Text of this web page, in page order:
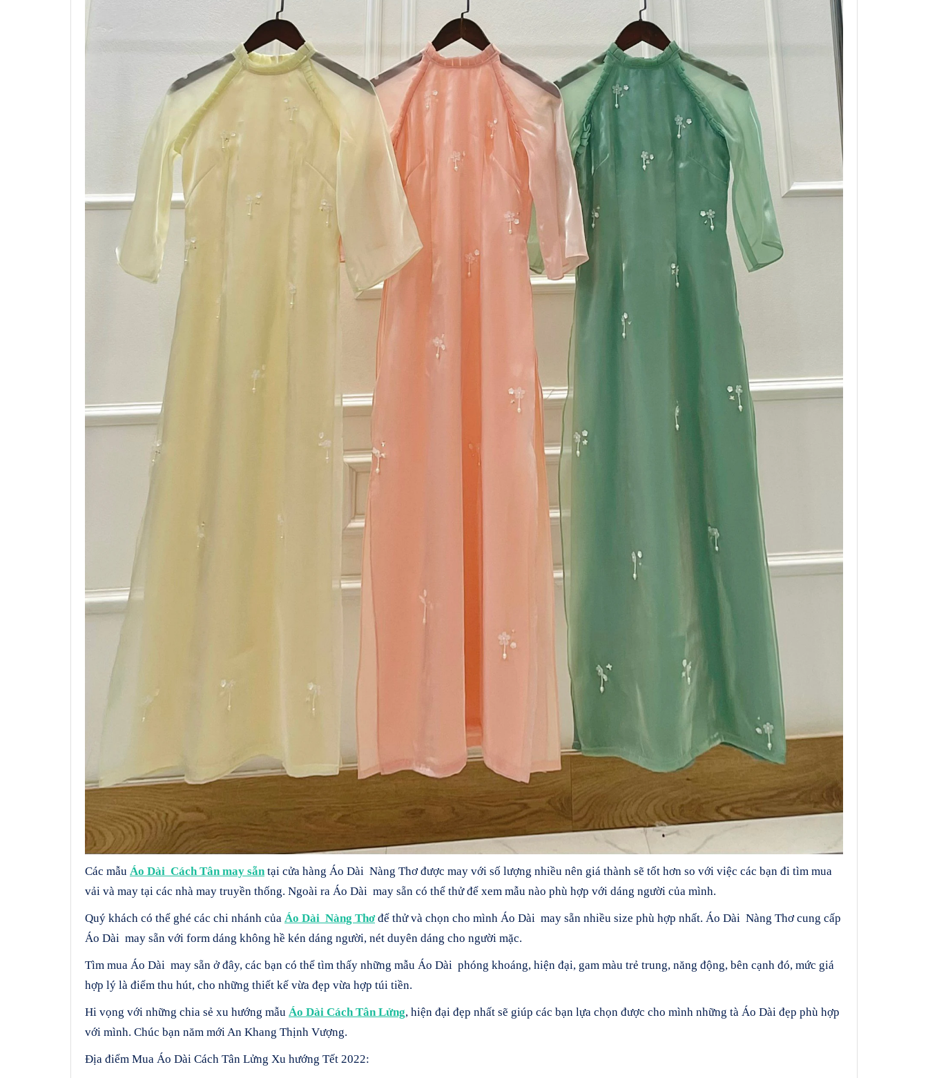
Các mẫu Áo Dài Cách Tân may sẵntại cửa hàng Áo Dài Nàng Thơ được may với số lượng nhiều nên giá thành sẽ tốt hơn so với việc các bạn đi tìm mua
vải và may tại các nhà may truyền thống. Ngoài ra Áo Dài may sẵn có thể thử để xem mẫu nào phù hợp với dáng người của mình.
Quý khách có thể ghé các chi nhánh của Áo Dài Nàng Thơđể thử và chọn cho mình Áo Dài may sẵn nhiều size phù hợp nhất. Áo Dài Nàng Thơ cung cấp
Áo Dài may sẵn với form dáng không hề kén dáng người, nét duyên dáng cho người mặc.
Tìm mua Áo Dài may sẵn ở đây, các bạn có thể tìm thấy những mẫu Áo Dài phóng khoáng, hiện đại, gam màu trẻ trung, năng động, bên cạnh đó, mức giá
hợp lý là điểm thu hút, cho những thiết kế vừa đẹp vừa hợp túi tiền.
Hi vọng với những chia sẻ xu hướng mẫu Áo Dài Cách Tân Lửng, hiện đại đẹp nhất sẽ giúp các bạn lựa chọn được cho mình những tà Áo Dài đẹp phù hợp
với mình. Chúc bạn năm mới An Khang Thịnh Vượng.
Địa điểm Mua Áo Dài Cách Tân Lửng Xu hướng Tết 2022: